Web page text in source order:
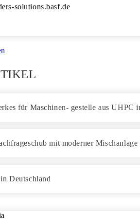
solutions.basf.de
für Maschinen- gestelle aus UHPC
mit moderner Mischanlage
Deutschland